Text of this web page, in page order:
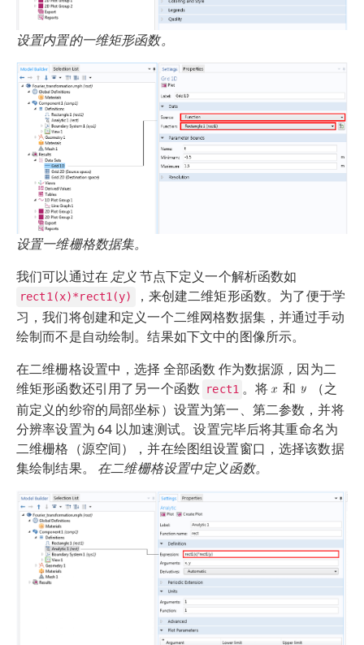
设置内置的一维矩形函数。
设置一维栅格数据集。
我们可以通过在 定义 节点下定义一个解析函数如
rect1(x)*rect1(y)
，来创建二维矩形函数。为了便于学
习，我们将创建和定义一个二维网格数据集，并通过手动
绘制而不是自动绘制。结果如下文中的图像所示。
在二维栅格设置中，选择 全部函数 作为数据源
因为二
维矩形函数还引用了另一个函数
rect1 。将 和
（之
前定义的纱帘的局部坐标）设置为第一、第二参数，并将
分辨率设置为 64 以加速测试。设置完毕后将其重命名为
二维栅格（源空间），并在绘图组设置窗口，选择该数据
集绘制结果。 在二维栅格设置中定义函数。